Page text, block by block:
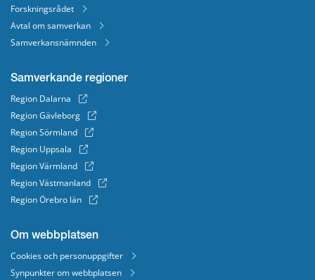
Forskningsrådet
Avtal om samverkan
Samverkansnämnden
Samverkande regioner
Region Dalarna
Region Gävleborg
Region Sörmland
Region Uppsala
Region Värmland
Region Västmanland
Region Örebro län
Om webbplatsen
Cookies och personuppgifter
Synpunkter om webbplatsen